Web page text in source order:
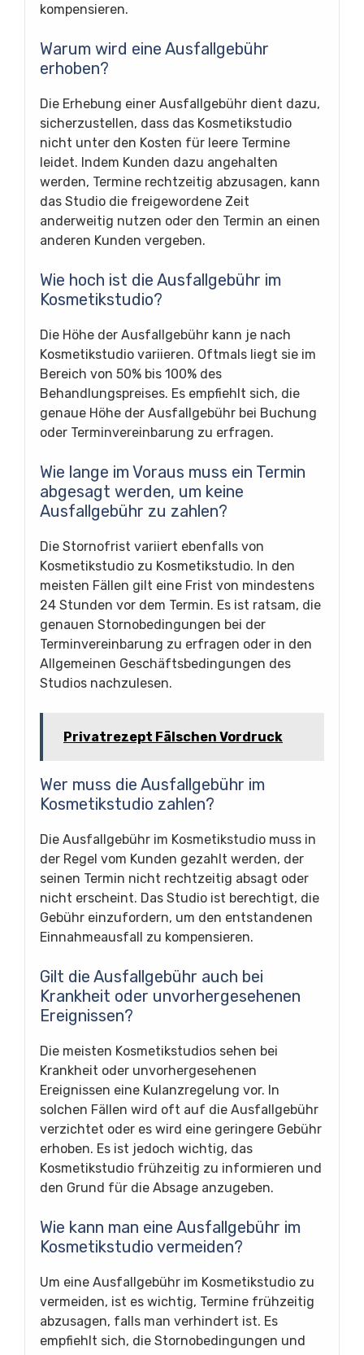
kompensieren.
Warum wird eine Ausfallgebühr
erhoben?
Die Erhebung einer Ausfallgebühr dient dazu,
sicherzustellen, dass das Kosmetikstudio
nicht unter den Kosten für leere Termine
leidet. Indem Kunden dazu angehalten
werden, Termine rechtzeitig abzusagen, kann
das Studio die freigewordene Zeit
anderweitig nutzen oder den Termin an einen
anderen Kunden vergeben.
Wie hoch ist die Ausfallgebühr im
Kosmetikstudio?
Die Höhe der Ausfallgebühr kann je nach
Kosmetikstudio variieren. Oftmals liegt sie im
Bereich von 50% bis 100% des
Behandlungspreises. Es empfiehlt sich, die
genaue Höhe der Ausfallgebühr bei Buchung
oder Terminvereinbarung zu erfragen.
Wie lange im Voraus muss ein Termin
abgesagt werden, um keine
Ausfallgebühr zu zahlen?
Die Stornofrist variiert ebenfalls von
Kosmetikstudio zu Kosmetikstudio. In den
meisten Fällen gilt eine Frist von mindestens
24 Stunden vor dem Termin. Es ist ratsam, die
genauen Stornobedingungen bei der
Terminvereinbarung zu erfragen oder in den
Allgemeinen Geschäftsbedingungen des
Studios nachzulesen.
Privatrezept Fälschen Vordruck
Wer muss die Ausfallgebühr im
Kosmetikstudio zahlen?
Die Ausfallgebühr im Kosmetikstudio muss in
der Regel vom Kunden gezahlt werden, der
seinen Termin nicht rechtzeitig absagt oder
nicht erscheint. Das Studio ist berechtigt, die
Gebühr einzufordern, um den entstandenen
Einnahmeausfall zu kompensieren.
Gilt die Ausfallgebühr auch bei
Krankheit oder unvorhergesehenen
Ereignissen?
Die meisten Kosmetikstudios sehen bei
Krankheit oder unvorhergesehenen
Ereignissen eine Kulanzregelung vor. In
solchen Fällen wird oft auf die Ausfallgebühr
verzichtet oder es wird eine geringere Gebühr
erhoben. Es ist jedoch wichtig, das
Kosmetikstudio frühzeitig zu informieren und
den Grund für die Absage anzugeben.
Wie kann man eine Ausfallgebühr im
Kosmetikstudio vermeiden?
Um eine Ausfallgebühr im Kosmetikstudio zu
vermeiden, ist es wichtig, Termine frühzeitig
abzusagen, falls man verhindert ist. Es
empfiehlt sich, die Stornobedingungen und